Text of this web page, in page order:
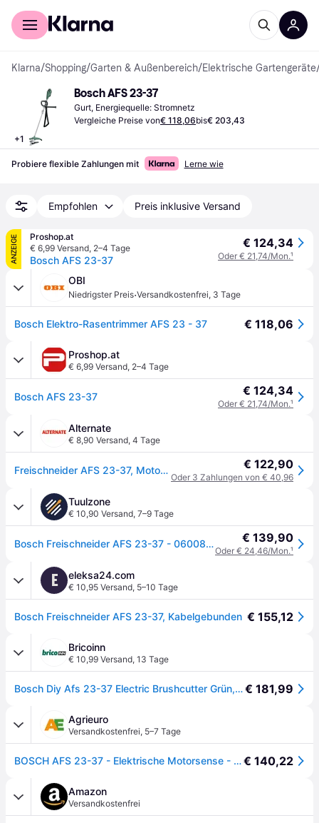
Für Shopper
Klarna/Shopping/Garten & Außenbereich/Elektrische Gartengeräte
+1
Bosch AFS 23-37
Gurt, Energiequelle: Stromnetz
Vergleiche Preise von€ 118,06bis€ 203,43
Probiere flexible Zahlungen mit Lerne wie
Empfohlen Preis inklusive Versand
ANZEIGE
Proshop.at
€ 6,99 Versand, 2–4 Tage
Bosch AFS 23-37
€ 124,34
Oder € 21,74/Mon.¹
OBI
Niedrigster Preis·Versandkostenfrei, 3 Tage
Bosch Elektro-Rasentrimmer AFS 23 - 37 € 118,06
Proshop.at
€ 6,99 Versand, 2–4 Tage
Bosch AFS 23-37 € 124,34
Oder € 21,74/Mon.¹
Alternate
€ 8,90 Versand, 4 Tage
Freischneider AFS 23-37, Motorsense € 122,90
Oder 3 Zahlungen von € 40,96
Tuulzone
€ 10,90 Versand, 7–9 Tage
Bosch Freischneider AFS 23-37 - 06008A9000 € 139,90
Oder € 24,46/Mon.¹
E eleksa24.com
€ 10,95 Versand, 5–10 Tage
Bosch Freischneider AFS 23-37, Kabelgebunden € 155,12
Bricoinn
€ 10,99 Versand, 13 Tage
Bosch Diy Afs 23-37 Electric Brushcutter Grün,Schwarz,Silber One Size / EU Plug 220V€ 181,99
Agrieuro
Versandkostenfrei, 5–7 Tage
BOSCH AFS 23-37 - Elektrische Motorsense - Rasentrimmer - 950 Watt€ 140,22
Amazon
Versandkostenfrei